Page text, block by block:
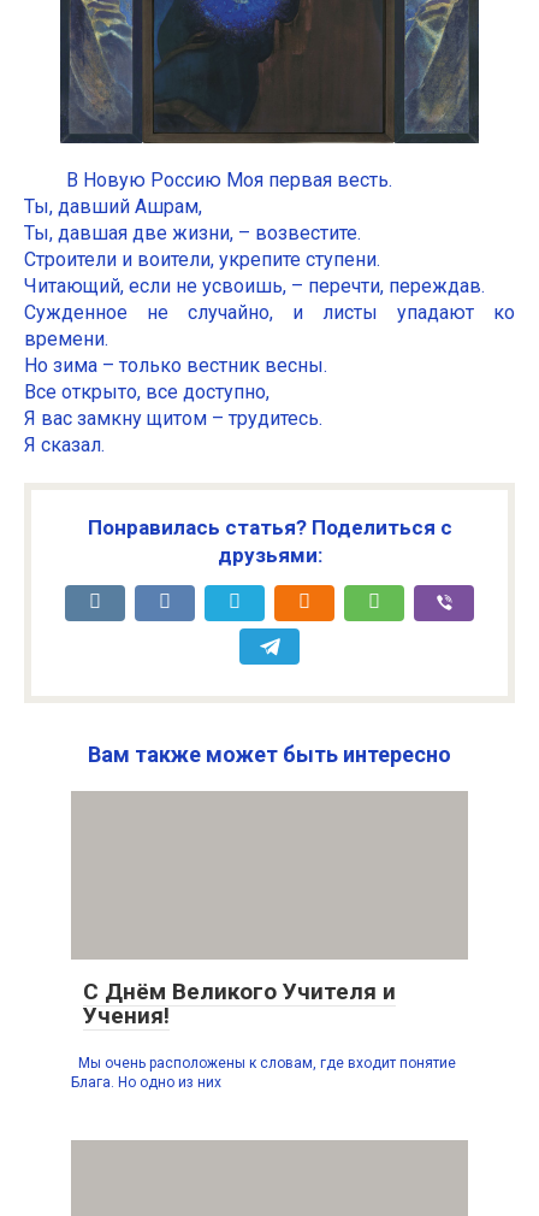
В Новую Россию Моя первая весть.
Ты, давший Ашрам,
Ты, давшая две жизни, – возвестите.
Строители и воители, укрепите ступени.
Читающий, если не усвоишь, – перечти, переждав.
Сужденное не случайно, и листы упадают ко
времени.
Но зима – только вестник весны.
Все открыто, все доступно,
Я вас замкну щитом – трудитесь.
Я сказал.
Понравилась статья? Поделиться с
друзьями:
Вам также может быть интересно
С Днём Великого Учителя и
Учения!
Мы очень расположены к словам, где входит понятие
Блага. Но одно из них